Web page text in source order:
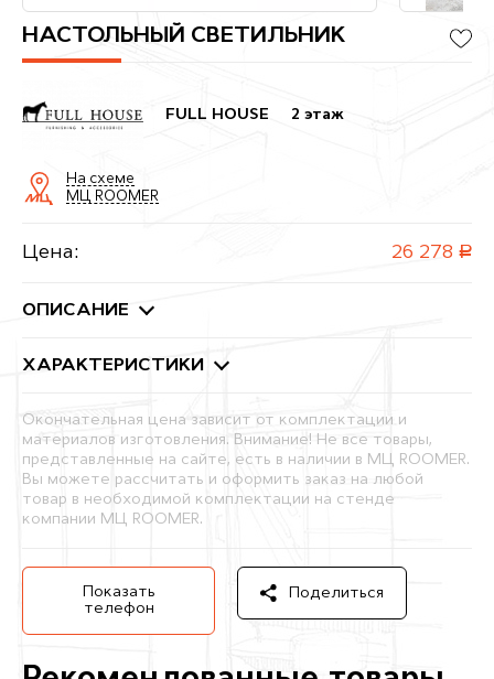
НАСТОЛЬНЫЙ СВЕТИЛЬНИК
FULL HOUSE 2 этаж
На схеме
МЦ ROOMER
Цена: 26 278 руб.
ОПИСАНИЕ
ХАРАКТЕРИСТИКИ
Окончательная цена зависит от комплектации и
материалов изготовления. Внимание! Не все товары,
представленные на сайте, есть в наличии в МЦ ROOMER.
Вы можете рассчитать и оформить заказ на любой
товар в необходимой комплектации на стенде
компании МЦ ROOMER.
Показать
телефон
Поделиться